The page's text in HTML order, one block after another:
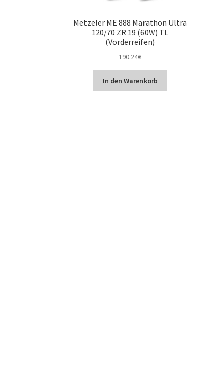
Metzeler ME 888 Marathon Ultra
120/70 ZR 19 (60W) TL
(Vorderreifen)
190.24€
In den Warenkorb